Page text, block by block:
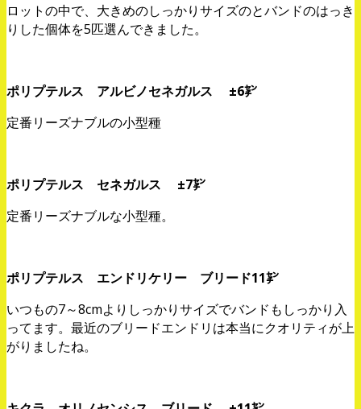
ロットの中で、大きめのしっかりサイズのとバンドのはっき
りした個体を5匹選んできました。
ポリプテルス アルビノセネガルス ±6㌢
定番リーズナブルの小型種
ポリプテルス セネガルス ±7㌢
定番リーズナブルな小型種。
ポリプテルス エンドリケリー ブリード11㌢
いつもの7～8cmよりしっかりサイズでバンドもしっかり入
ってます。最近のブリードエンドリは本当にクオリティが上
がりましたね。